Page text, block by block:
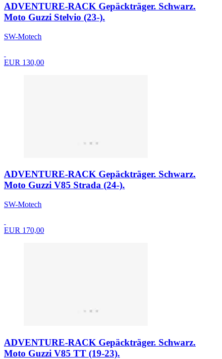
ADVENTURE-RACK Gepäckträger. Schwarz.
Moto Guzzi Stelvio (23-).
SW-Motech
EUR 130,00
ADVENTURE-RACK Gepäckträger. Schwarz.
Moto Guzzi V85 Strada (24-).
SW-Motech
EUR 170,00
ADVENTURE-RACK Gepäckträger. Schwarz.
Moto Guzzi V85 TT (19-23).